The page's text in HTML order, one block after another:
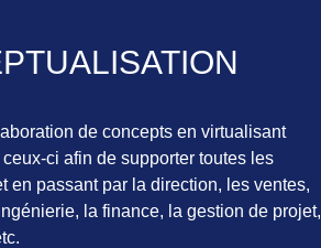
de concepts en virtualisant
ci afin de supporter toutes les
en passant par la direction, les ventes,
la finance, la gestion de projet,